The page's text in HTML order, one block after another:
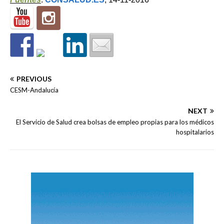
PREVIOUS
CESM-Andalucía
NEXT
El Servicio de Salud crea bolsas de empleo propias para los médicos
hospitalarios